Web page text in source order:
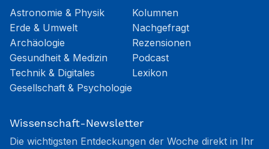
Astronomie & Physik
Erde & Umwelt
Archäologie
Gesundheit & Medizin
Technik & Digitales
Gesellschaft & Psychologie
Kolumnen
Nachgefragt
Rezensionen
Podcast
Lexikon
Wissenschaft-Newsletter
Die wichtigsten Entdeckungen der Woche direkt in Ihr